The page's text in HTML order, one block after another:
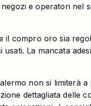
e operatori nel
compro oro sia
La mancata
non si limiterà
dettagliata delle